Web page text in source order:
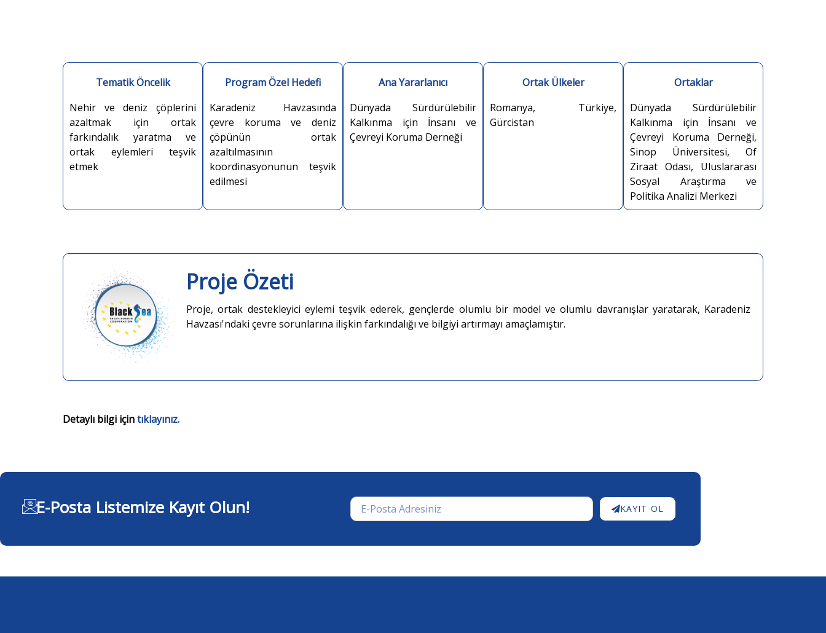
Tematik Öncelik
Nehir ve deniz çöplerini
azaltmak için ortak
farkındalık yaratma ve
ortak eylemleri teşvik
etmek
Program Özel Hedefi
Karadeniz Havzasında
çevre koruma ve deniz
çöpünün ortak
azaltılmasının
koordinasyonunun teşvik
edilmesi
Ana Yararlanıcı
Dünyada Sürdürülebilir
Kalkınma için İnsanı ve
Çevreyi Koruma Derneği
Ortak Ülkeler
Romanya, Türkiye,
Gürcistan
Ortaklar
Dünyada Sürdürülebilir
Kalkınma için İnsanı ve
Çevreyi Koruma Derneği,
Sinop Üniversitesi, Of
Ziraat Odası, Uluslararası
Sosyal Araştırma ve
Politika Analizi Merkezi
Proje Özeti
Proje, ortak destekleyici eylemi teşvik ederek, gençlerde olumlu bir model ve olumlu davranışlar yaratarak, Karadeniz
Havzası'ndaki çevre sorunlarına ilişkin farkındalığı ve bilgiyi artırmayı amaçlamıştır.
Detaylı bilgi içintıklayınız.
E-Posta Listemize Kayıt Olun! KAYIT OL